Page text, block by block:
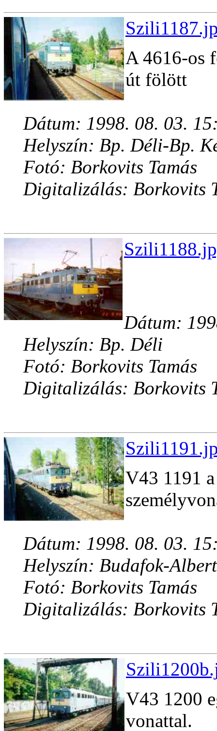
A 4616-os
út fölött
Dátum: 1998. 08. 03.
Helyszín: Bp. Déli-Bp.
Fotó: Borkovits Tamás
Digitalizálás: Borkovits
Dátum:
Helyszín: Bp. Déli
Fotó: Borkovits Tamás
Digitalizálás: Borkovits
V43 1191
Dátum: 1998. 08. 03.
Helyszín: Budafok-
Fotó: Borkovits Tamás
Digitalizálás: Borkovits
V43 1200
vonattal.